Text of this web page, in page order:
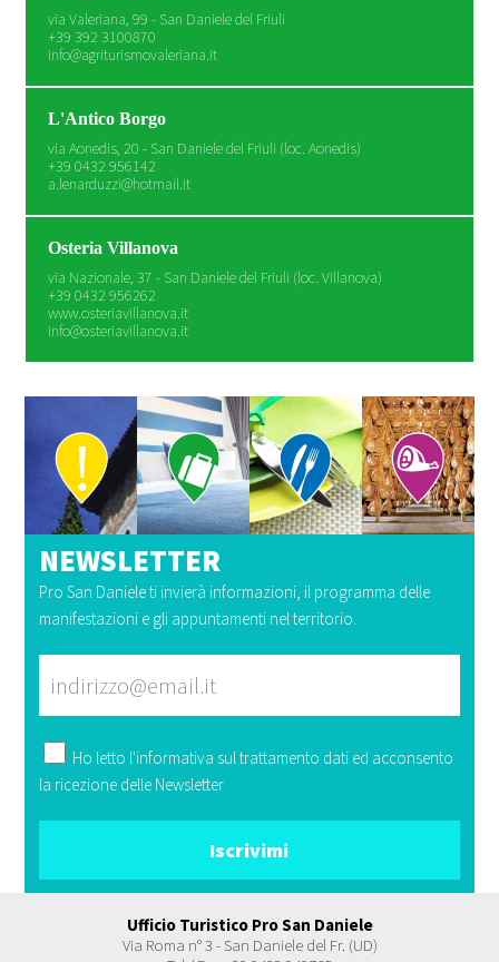
via Valeriana, 99 - San Daniele del Friuli
+39 392 3100870
info@agriturismovaleriana.it
L'Antico Borgo
via Aonedis, 20 - San Daniele del Friuli (loc. Aonedis)
+39 0432 956142
a.lenarduzzi@hotmail.it
Osteria Villanova
via Nazionale, 37 - San Daniele del Friuli (loc. Villanova)
+39 0432 956262
www.osteriavillanova.it
info@osteriavillanova.it
NEWSLETTER
Pro San Daniele ti invierà informazioni, il programma delle
manifestazioni e gli appuntamenti nel territorio.
Ho letto l'informativa sul trattamento dati ed acconsento
la ricezione delle Newsletter
Ufficio Turistico Pro San Daniele
Via Roma n° 3 - San Daniele del Fr. (UD)